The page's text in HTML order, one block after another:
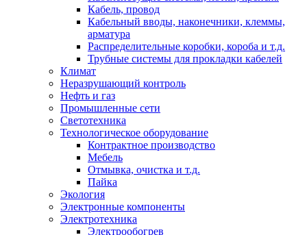
Кабель, провод
Кабельный вводы, наконечники, клеммы,
арматура
Распределительные коробки, короба и т.д.
Трубные системы для прокладки кабелей
Климат
Неразрушающий контроль
Нефть и газ
Промышленные сети
Светотехника
Технологическое оборудование
Контрактное производство
Мебель
Отмывка, очистка и т.д.
Пайка
Экология
Электронные компоненты
Электротехника
Электрообогрев